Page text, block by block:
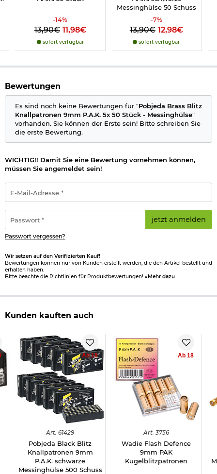
info@kotte-zeller.de
-14%
13,90€ 11,98€
sofort verfügbar
Messinghülse 50 Schuss
-7%
13,90€ 12,98€
sofort verfügbar
Bewertungen
Es sind noch keine Bewertungen für "Pobjeda Brass Blitz
Knallpatronen 9mm P.A.K. 5x 50 Stück - Messinghülse"
vorhanden. Sie können der Erste sein! Bitte schreiben Sie
die erste Bewertung.
WICHTIG!! Damit Sie eine Bewertung vornehmen können,
müssen Sie angemeldet sein!
Mail-
Adresse
*
jetzt anmelden
Passwort vergessen?
Wir setzen auf den Verifizierten Kauf!
Bewertungen können nur von Kunden erstellt werden, die den Artikel bestellt und
erhalten haben.
Bitte beachte die Richtlinien für Produktbewertungen! »Mehr dazu
Kunden kauften auch
Ab 18
Art. 61429
Pobjeda Black Blitz
Knallpatronen 9mm
P.A.K. schwarze
Messinghülse 500 Schuss
Ab 18
Art. 3756
Wadie Flash Defence
9mm PAK
Kugelblitzpatronen